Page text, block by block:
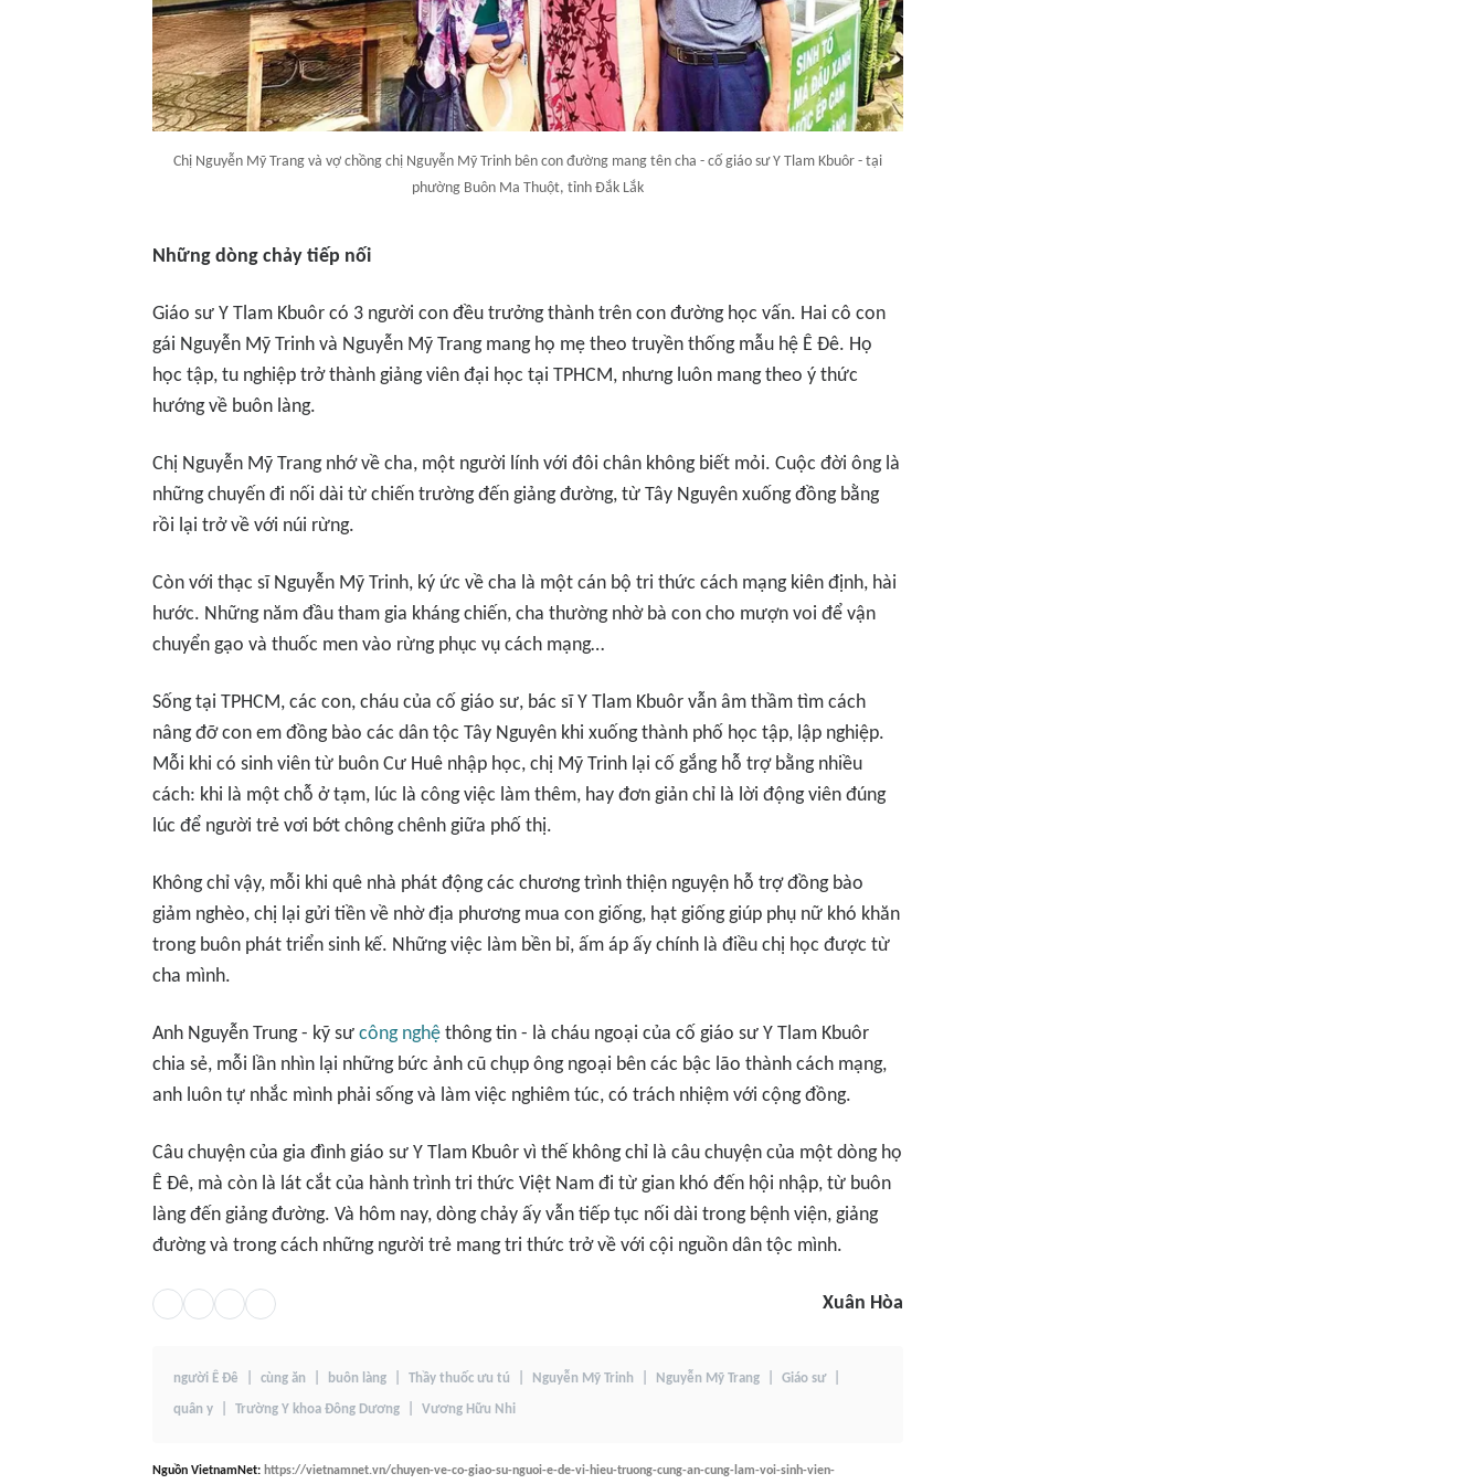
Chị Nguyễn Mỹ Trang và vợ chồng chị Nguyễn Mỹ Trinh bên con đường mang tên cha - cố giáo sư Y Tlam Kbuôr - tại
phường Buôn Ma Thuột, tỉnh Đắk Lắk
Những dòng chảy tiếp nối
Giáo sư Y Tlam Kbuôr có 3 người con đều trưởng thành trên con đường học vấn. Hai cô con
gái Nguyễn Mỹ Trinh và Nguyễn Mỹ Trang mang họ mẹ theo truyền thống mẫu hệ Ê Đê. Họ
học tập, tu nghiệp trở thành giảng viên đại học tại TPHCM, nhưng luôn mang theo ý thức
hướng về buôn làng.
Chị Nguyễn Mỹ Trang nhớ về cha, một người lính với đôi chân không biết mỏi. Cuộc đời ông là
những chuyến đi nối dài từ chiến trường đến giảng đường, từ Tây Nguyên xuống đồng bằng
rồi lại trở về với núi rừng.
Còn với thạc sĩ Nguyễn Mỹ Trinh, ký ức về cha là một cán bộ tri thức cách mạng kiên định, hài
hước. Những năm đầu tham gia kháng chiến, cha thường nhờ bà con cho mượn voi để vận
chuyển gạo và thuốc men vào rừng phục vụ cách mạng…
Sống tại TPHCM, các con, cháu của cố giáo sư, bác sĩ Y Tlam Kbuôr vẫn âm thầm tìm cách
nâng đỡ con em đồng bào các dân tộc Tây Nguyên khi xuống thành phố học tập, lập nghiệp.
Mỗi khi có sinh viên từ buôn Cư Huê nhập học, chị Mỹ Trinh lại cố gắng hỗ trợ bằng nhiều
cách: khi là một chỗ ở tạm, lúc là công việc làm thêm, hay đơn giản chỉ là lời động viên đúng
lúc để người trẻ vơi bớt chông chênh giữa phố thị.
Không chỉ vậy, mỗi khi quê nhà phát động các chương trình thiện nguyện hỗ trợ đồng bào
giảm nghèo, chị lại gửi tiền về nhờ địa phương mua con giống, hạt giống giúp phụ nữ khó khăn
trong buôn phát triển sinh kế. Những việc làm bền bỉ, ấm áp ấy chính là điều chị học được từ
cha mình.
Anh Nguyễn Trung - kỹ sư công nghệ thông tin - là cháu ngoại của cố giáo sư Y Tlam Kbuôr
chia sẻ, mỗi lần nhìn lại những bức ảnh cũ chụp ông ngoại bên các bậc lão thành cách mạng,
anh luôn tự nhắc mình phải sống và làm việc nghiêm túc, có trách nhiệm với cộng đồng.
Câu chuyện của gia đình giáo sư Y Tlam Kbuôr vì thế không chỉ là câu chuyện của một dòng họ
Ê Đê, mà còn là lát cắt của hành trình tri thức Việt Nam đi từ gian khó đến hội nhập, từ buôn
làng đến giảng đường. Và hôm nay, dòng chảy ấy vẫn tiếp tục nối dài trong bệnh viện, giảng
đường và trong cách những người trẻ mang tri thức trở về với cội nguồn dân tộc mình.
Xuân Hòa
người Ê Đê cùng ăn buôn làng Thầy thuốc ưu tú Nguyễn Mỹ Trinh Nguyễn Mỹ Trang Giáo sư
quân y Trường Y khoa Đông Dương Vương Hữu Nhi
Nguồn VietnamNet: https://vietnamnet.vn/chuyen-ve-co-giao-su-nguoi-e-de-vi-hieu-truong-cung-an-cung-lam-voi-sinh-vien-